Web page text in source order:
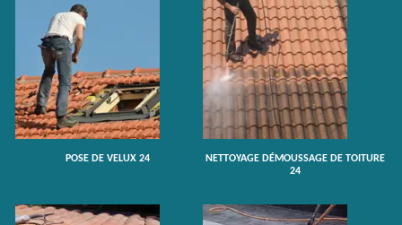
POSE DE VELUX 24
NETTOYAGE DÉMOUSSAGE DE TOITURE
24